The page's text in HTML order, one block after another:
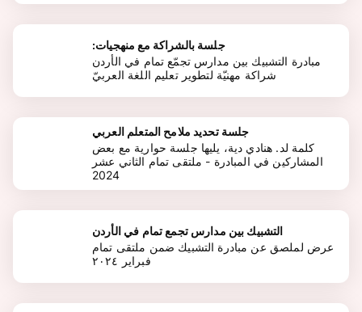
:جلسة بالشراكة مع منهجيات
مبادرة التشبيك بين مدارس تجمّع تمام في الأردن
شراكة مهنيّة لتطوير تعليم اللغة العربيّ
جلسة تحديد ملامح المتعلم العربي
كلمة لد. هنادي دية، يليها جلسة حوارية مع بعض
المشاركين في المبادرة - ملتقى تمام الثاني عشر
2024
التشبيك بين مدارس تجمع تمام في الأردن
عرض لملصق عن مبادرة التشبيك ضمن ملتقى تمام
فبراير ٢٠٢٤